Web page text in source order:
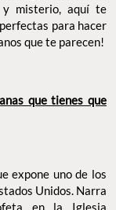
y misterio, aquí te
perfectas para hacer
que te parecen!
que tienes que
expone uno de los
Unidos. Narra
en la Iglesia